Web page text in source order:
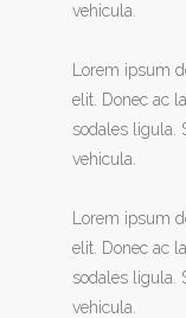
vehicula.
Lorem ipsum
elit. Donec ac
sodales ligula.
vehicula.
Lorem ipsum
elit. Donec ac
sodales ligula.
vehicula.